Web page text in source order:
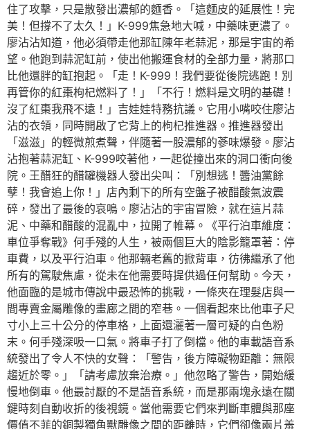
住了攻擊，只是散發出濃郁的麵香。「這麵皮的延展性！完
美！但撐不了太久！」K-999焦急地大喊，中藥味更濃了。
廖沾沾知道，他必須帶走他那缸陳年老蒜泥，那是宇宙的希
望。他跑到蒜泥缸前，使出他搬運食材的全部力量，將那口
比他還胖的缸抱起。「走！K-999！我們要從後院逃跑！別
再管你的紅棗枸杞燃料了！」「不行！燃料是文明的基礎！
沒了紅棗我飛不遠！」吉娃娃特務抗議。它用小嘴咬住廖沾
沾的衣領，同時開啟了它背上的枸杞推進器。推進器發出
「滋滋」的輕微煎煮聲，伴隨著一股濃郁的蔘味爆發。廖沾
沾抱著蒜泥缸、K-999咬著他，一起從撞出來的洞口衝向後
院。王醋狂的醋罐機器人發出尖叫：「別想逃！醬油黨餘
孽！我會追上你！」店內剩下的所有空盤子被醋酸氣波震
碎，發出了最後的哀鳴。廖沾沾的宇宙冒險，就在這片蒜
泥、中藥和醋酸的混亂中，拉開了帷幕。《平行泊車維度：
車位爭奪戰》何手殘的人生，被兩個巨大的陰影籠罩著：停
車費，以及平行泊車。他那輛老舊的掀背車，彷彿繼承了他
所有的駕駛焦慮，從未在他需要時提供過任何幫助。今天，
他面臨的是城市傳說中最恐怖的挑戰，一條夾在理髮店與一
間專賣金屬雕像的畫廊之間的窄巷。一個看起來比他車子尺
寸小上三十公分的停車格，上面還灑著一層可疑的白色粉
末。何手殘深吸一口氣。將車子打了倒檔。他的車載語音系
統發出了令人不快的女聲：「警告，後方障礙物距離：無限
趨近於零。」「請考慮放棄治療。」他忽略了警告，開始緩
慢地倒車。他最討厭的不是語音系統，而是那兩塊永遠在關
鍵時刻自動收折的後視鏡。當他需要它們來判斷車體與那座
價值不菲的銅製獨角獸雕像之間的距離時，它們卻像兩片羞